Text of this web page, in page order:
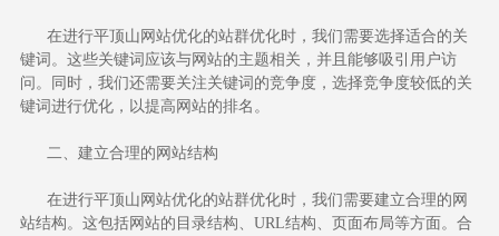
在进行平顶山网站优化的站群优化时，我们需要选择适合的关
键词。这些关键词应该与网站的主题相关，并且能够吸引用户访
问。同时，我们还需要关注关键词的竞争度，选择竞争度较低的关
键词进行优化，以提高网站的排名。
二、建立合理的网站结构
在进行平顶山网站优化的站群优化时，我们需要建立合理的网
站结构。这包括网站的目录结构、URL结构、页面布局等方面。合